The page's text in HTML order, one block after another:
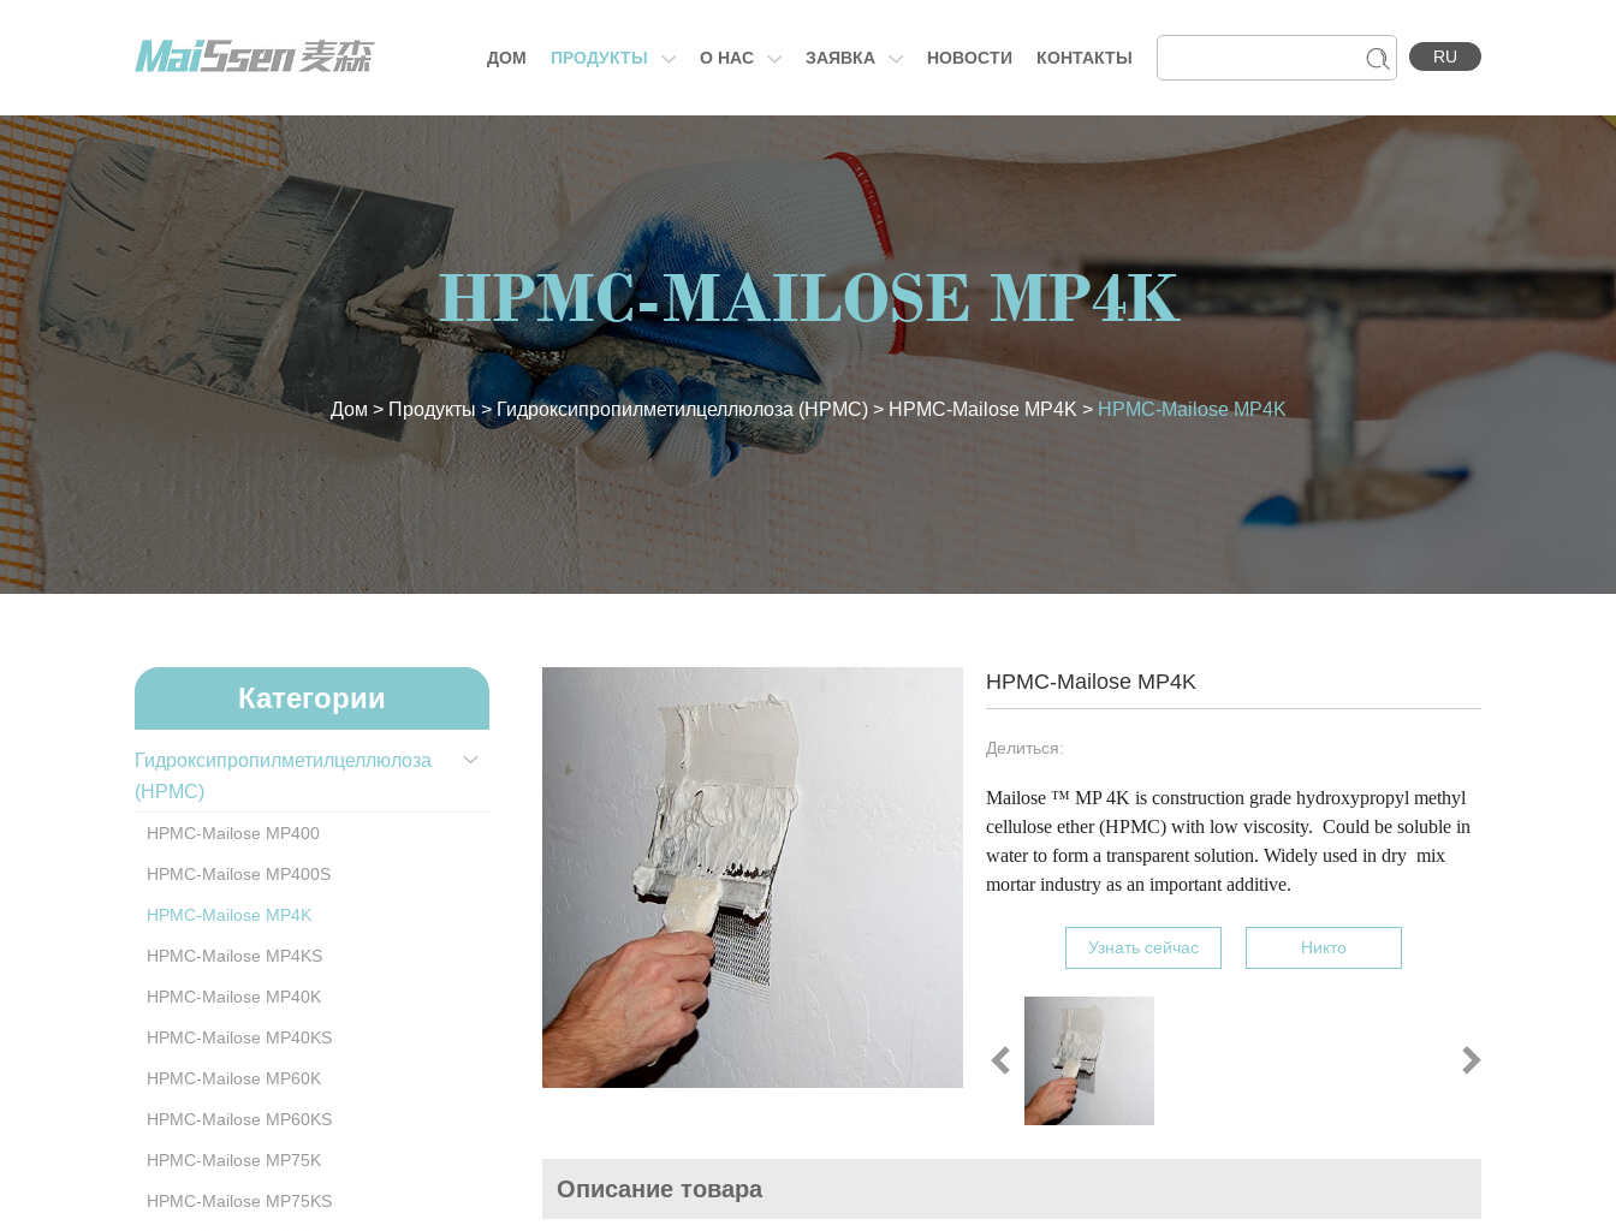
RU
ДОМ ПРОДУКТЫ О НАС ЗАЯВКА НОВОСТИ КОНТАКТЫ
HPMC-MAILOSE MP4K
Дом > Продукты >Гидроксипропилметилцеллюлоза (HPMC)> HPMC-Mailose MP4K > HPMC-Mailose MP4K
HPMC-Mailose MP4K
Делиться:
Mailose ™ MP 4K is construction grade hydroxypropyl methyl
cellulose ether (HPMC) with low viscosity. Could be soluble in
water to form a transparent solution. Widely used in dry mix
mortar industry as an important additive.
Узнать сейчас Никто
Описание товара
Категории
Гидроксипропилметилцеллюлоза
(HPMC)
HPMC-Mailose MP400
HPMC-Mailose MP400S
HPMC-Mailose MP4K
HPMC-Mailose MP4KS
HPMC-Mailose MP40K
HPMC-Mailose MP40KS
HPMC-Mailose MP60K
HPMC-Mailose MP60KS
HPMC-Mailose MP75K
HPMC-Mailose MP75KS